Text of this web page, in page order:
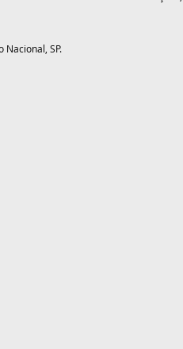
Nacional, SP.